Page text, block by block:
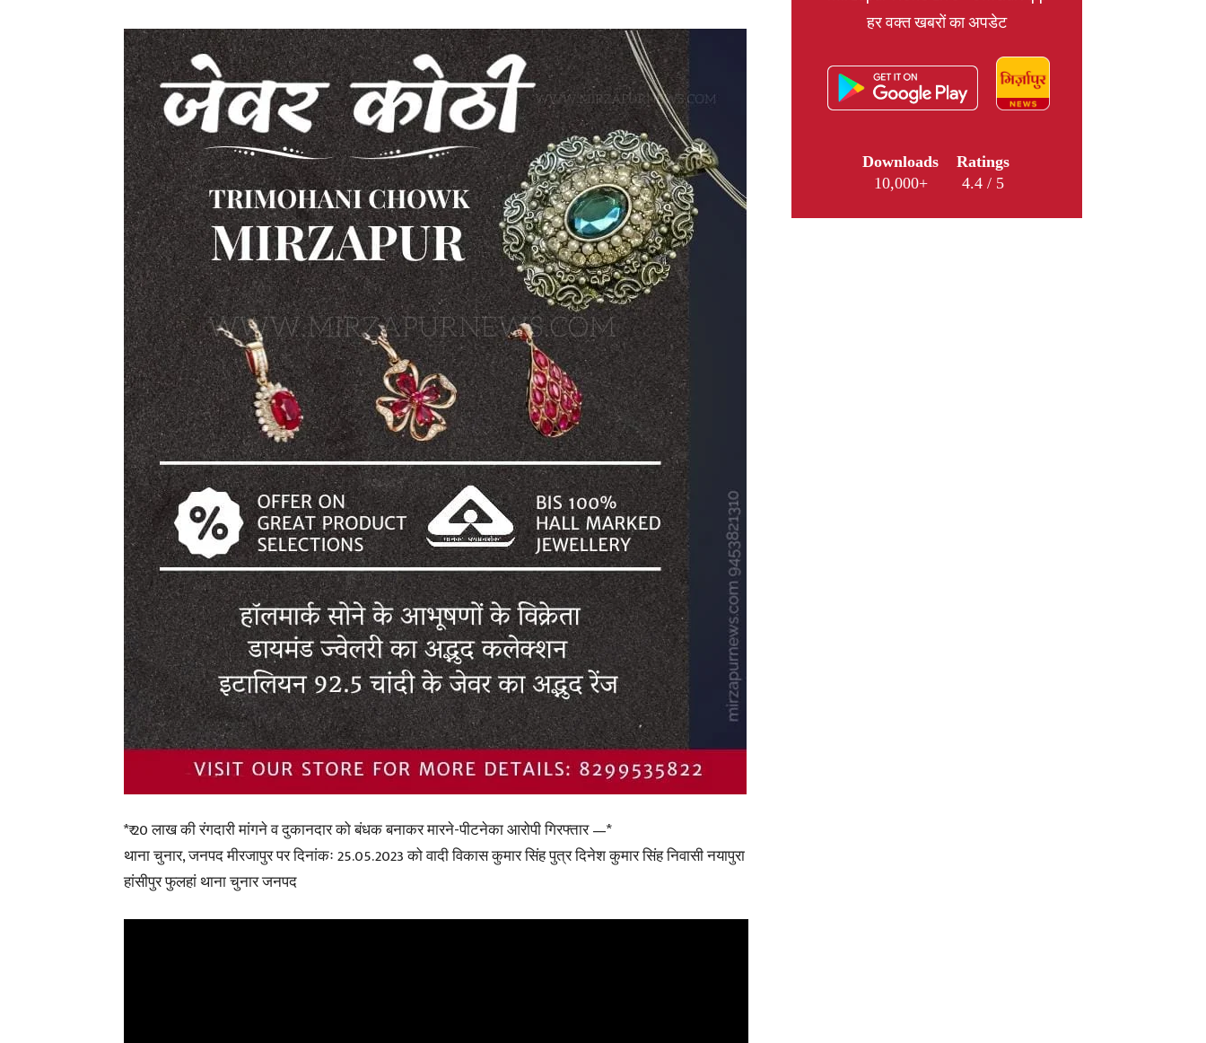
News,
Latest
News
in
Hindi,
Today
Hindi
News
*₹ 20 लाख की रंगदारी मांगने व दुकानदार को बंधक बनाकर मारने-पीटनेका आरोपी गिरफ्तार —*
थाना चुनार, जनपद मीरजापुर पर दिनांकः 25.05.2023 को वादी विकास कुमार सिंह पुत्र दिनेश कुमार सिंह निवासी नयापुरा
हांसीपुर फुलहां थाना चुनार जनपद
हर वक्त खबरों का अपडेट
Downloads
10,000+
Ratings
4.4 / 5